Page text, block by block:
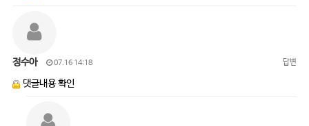
정수아 07.16 14:18 답변
댓글내용 확인